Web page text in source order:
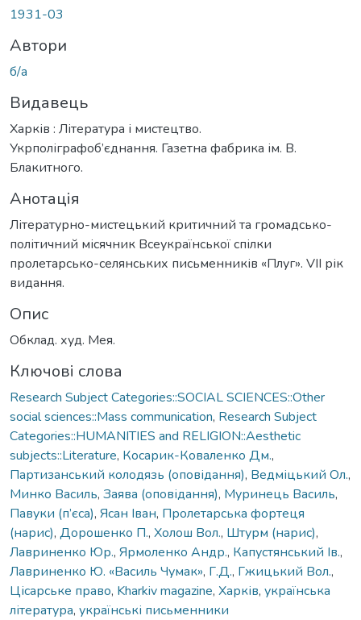
1931-03
Автори
б/а
Видавець
Харків : Література і мистецтво.
Укрполіграфоб’єднання. Газетна фабрика ім. В.
Блакитного.
Анотація
Літературно-мистецький критичний та громадсько-
політичний місячник Всеукраїнської спілки
пролетарсько-селянських письменників «Плуг». VII рік
видання.
Опис
Обклад. худ. Мея.
Ключові слова
Research Subject Categories::SOCIAL SCIENCES::Other
social sciences::Mass communication, Research Subject
Categories::HUMANITIES and RELIGION::Aesthetic
subjects::Literature, Косарик-Коваленко Дм.,
Партизанський колодязь (оповідання), Ведміцький Ол.,
Минко Василь, Заява (оповідання), Муринець Василь,
Павуки (п’єса), Ясан Іван, Пролетарська фортеця
(нарис), Дорошенко П., Холош Вол., Штурм (нарис),
Лавриненко Юр., Ярмоленко Андр., Капустянський Ів.,
Лавриненко Ю. «Василь Чумак», Г.Д., Гжицький Вол.,
Цісарське право, Kharkiv magazine, Харків, українська
література, українські письменники